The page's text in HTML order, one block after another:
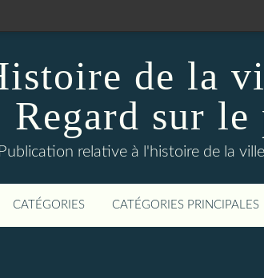
de la
Regard sur le
Publication relative à l'histoire de la
CATÉGORIES CATÉGORIES PRINCIPALES